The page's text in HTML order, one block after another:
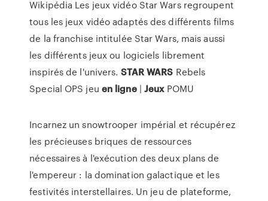
Wikipédia Les jeux vidéo Star Wars regroupent
tous les jeux vidéo adaptés des différents films
de la franchise intitulée Star Wars, mais aussi
les différents jeux ou logiciels librement
inspirés de l'univers. STARWARS Rebels
Special OPS jeu en ligne| JeuxPOMU
Incarnez un snowtrooper impérial et récupérez
les précieuses briques de ressources
nécessaires à l'exécution des deux plans de
l'empereur : la domination galactique et les
festivités interstellaires. Un jeu de plateforme,